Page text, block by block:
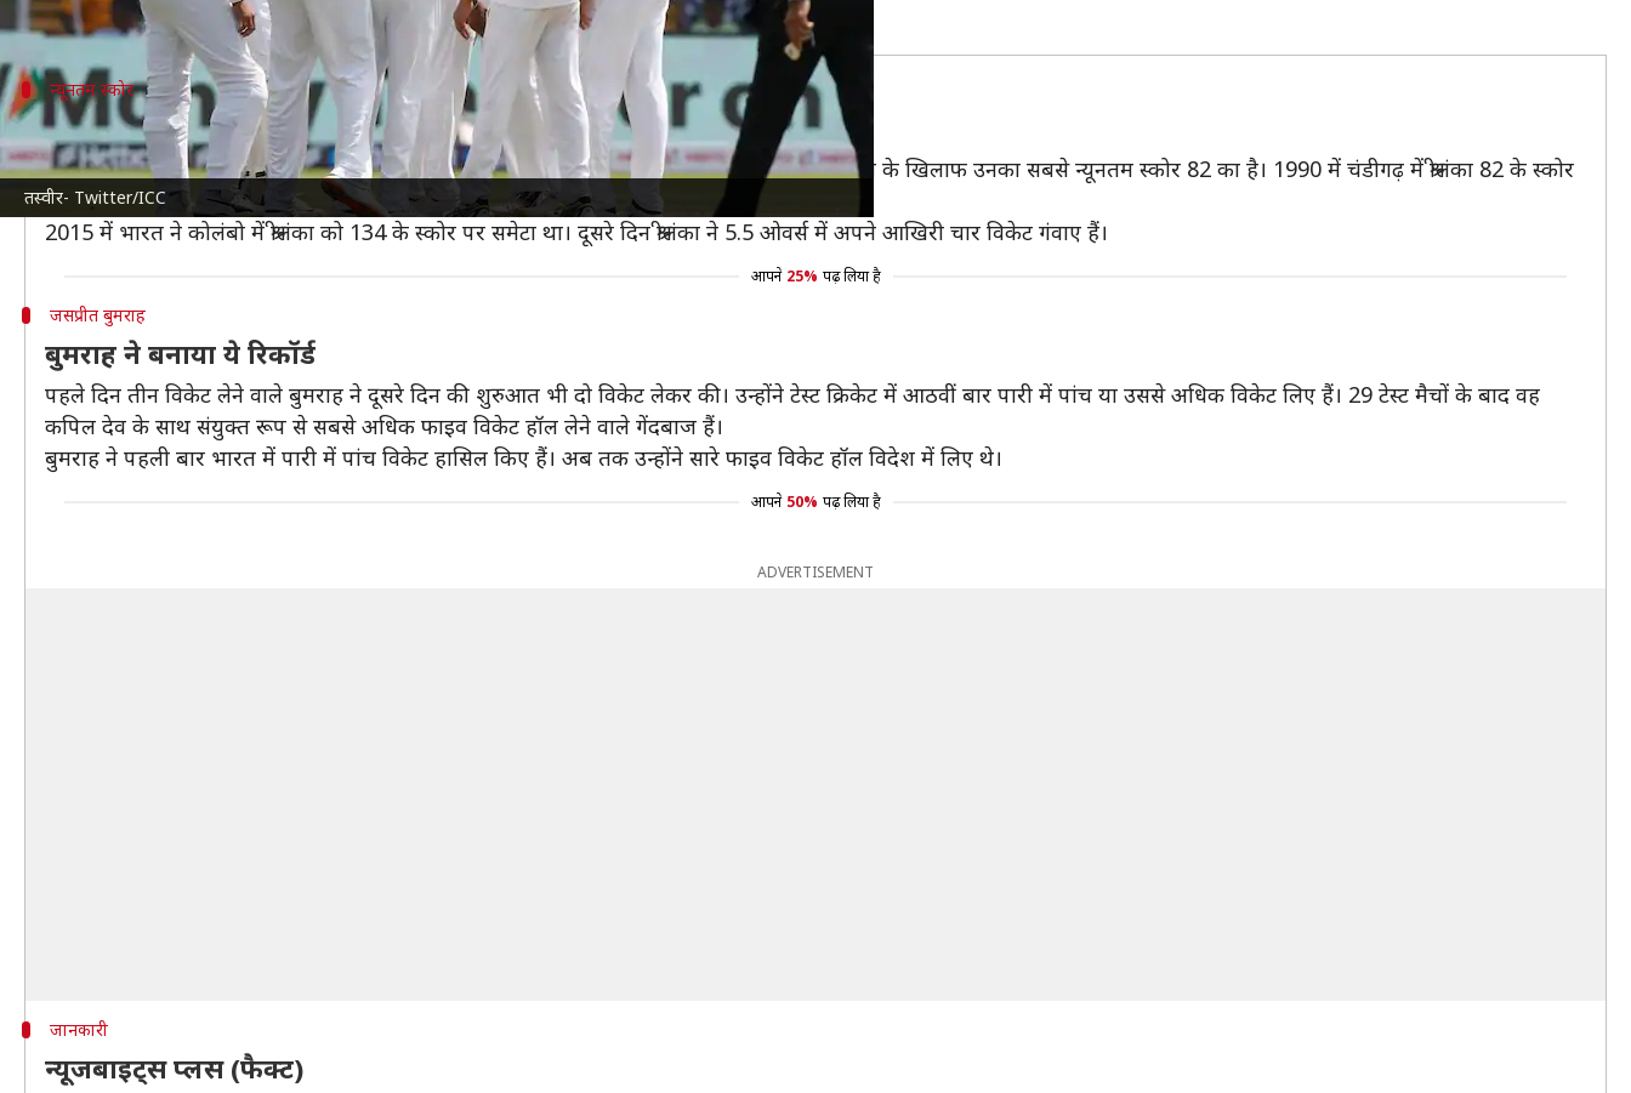
तस्वीर- Twitter/ICC
न्यूनतम स्कोर
श्रीलंका ने बनाया भारत के खिलाफ अपना दूसरा न्यूनतम स्कोर
109 का यह स्कोर श्रीलंका के लिए टेस्ट क्रिकेट में भारत के खिलाफ दूसरा सबसे कम स्कोर हो गया है। भारत के खिलाफ उनका सबसे न्यूनतम स्कोर 82 का है। 1990 में चंडीगढ़ में श्रीलंका 82 के स्कोर
पर सिमटी थी।
2015 में भारत ने कोलंबो में श्रीलंका को 134 के स्कोर पर समेटा था। दूसरे दिन श्रीलंका ने 5.5 ओवर्स में अपने आखिरी चार विकेट गंवाए हैं।
आपने 25% पढ़ लिया है
जसप्रीत बुमराह
बुमराह ने बनाया ये रिकॉर्ड
पहले दिन तीन विकेट लेने वाले बुमराह ने दूसरे दिन की शुरुआत भी दो विकेट लेकर की। उन्होंने टेस्ट क्रिकेट में आठवीं बार पारी में पांच या उससे अधिक विकेट लिए हैं। 29 टेस्ट मैचों के बाद वह
कपिल देव के साथ संयुक्त रूप से सबसे अधिक फाइव विकेट हॉल लेने वाले गेंदबाज हैं।
बुमराह ने पहली बार भारत में पारी में पांच विकेट हासिल किए हैं। अब तक उन्होंने सारे फाइव विकेट हॉल विदेश में लिए थे।
आपने 50% पढ़ लिया है
ADVERTISEMENT
जानकारी
न्यूजबाइट्स प्लस (फैक्ट)